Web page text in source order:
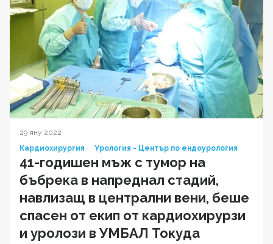
29 яну 2022
Кардиохирургия
Урология - Център по ендоурология
41-годишен мъж с тумор на
бъбрека в напреднал стадий,
навлизащ в централни вени, беше
спасен от екип от кардиохирурзи
и уролози в УМБАЛ Токуда